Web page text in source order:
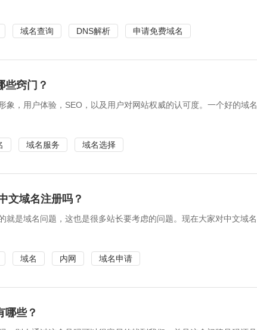
域名查询 DNS解析 申请免费域名
些窍门？
象，用户体验，SEO，以及用户对网站权威的认可度。一个好的域
域名服务 域名选择
文域名注册吗？
就是域名问题，这也是很多站长要考虑的问题。现在大家对中文域
域名 内网 域名申请
哪些？